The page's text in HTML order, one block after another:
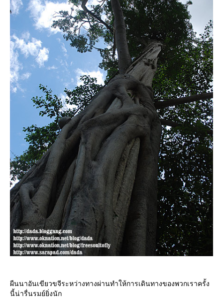
ผืนนาอันเขียวขจีระหว่างทางผ่านทำให้การเดินทางของพวกเราครั้ง
นี้น่ารื่นรมย์ยิ่งนัก